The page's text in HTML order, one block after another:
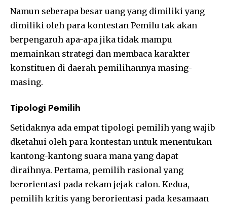
Namun seberapa besar uang yang dimiliki yang
dimiliki oleh para kontestan Pemilu tak akan
berpengaruh apa-apa jika tidak mampu
memainkan strategi dan membaca karakter
konstituen di daerah pemilihannya masing-
masing.
Tipologi Pemilih
Setidaknya ada empat tipologi pemilih yang wajib
dketahui oleh para kontestan untuk menentukan
kantong-kantong suara mana yang dapat
diraihnya. Pertama, pemilih rasional yang
berorientasi pada rekam jejak calon. Kedua,
pemilih kritis yang berorientasi pada kesamaan